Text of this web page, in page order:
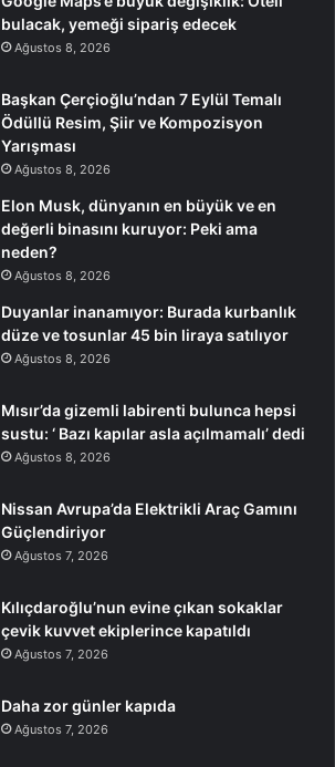
bulacak, yemeği sipariş edecek
Ağustos 8, 2026
Başkan Çerçioğlu’ndan 7 Eylül Temalı
Ödüllü Resim, Şiir ve Kompozisyon
Yarışması
Ağustos 8, 2026
Elon Musk, dünyanın en büyük ve en
değerli binasını kuruyor: Peki ama
neden?
Ağustos 8, 2026
Duyanlar inanamıyor: Burada kurbanlık
düze ve tosunlar 45 bin liraya satılıyor
Ağustos 8, 2026
Mısır’da gizemli labirenti bulunca hepsi
sustu: ‘ Bazı kapılar asla açılmamalı’ dedi
Ağustos 8, 2026
Nissan Avrupa’da Elektrikli Araç Gamını
Güçlendiriyor
Ağustos 7, 2026
Kılıçdaroğlu’nun evine çıkan sokaklar
çevik kuvvet ekiplerince kapatıldı
Ağustos 7, 2026
Daha zor günler kapıda
Ağustos 7, 2026